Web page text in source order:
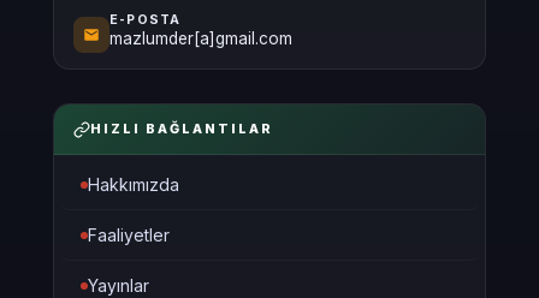
E-POSTA
mazlumder[a]gmail.com
HIZLI BAĞLANTILAR
Hakkımızda
Faaliyetler
Yayınlar